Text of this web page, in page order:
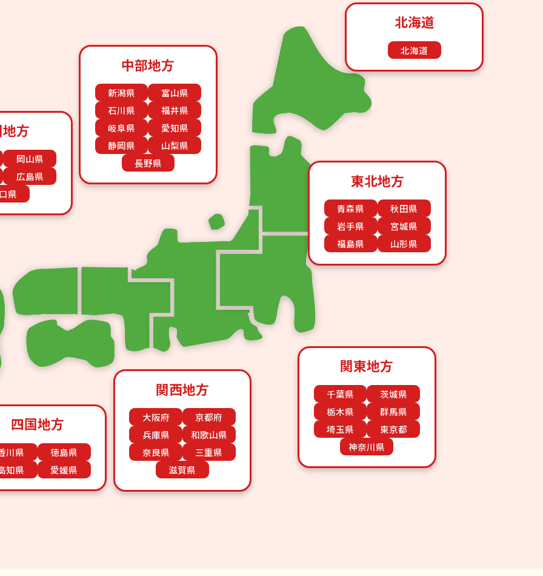
北海道
北海道
東北地方
青森県
秋田県
岩手県
宮城県
福島県
山形県
関東地方
千葉県
茨城県
栃木県
群馬県
埼玉県
東京都
神奈川県
中部地方
新潟県
富山県
石川県
福井県
岐阜県
愛知県
静岡県
山梨県
長野県
関西地方
大阪府
京都府
兵庫県
和歌山県
奈良県
三重県
滋賀県
四国地方
川県
徳島県
知県
愛媛県
方
岡山県
広島県
県